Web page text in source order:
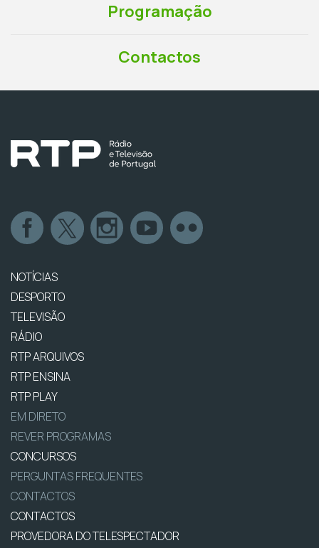
Programação
Contactos
NOTÍCIAS
DESPORTO
TELEVISÃO
RÁDIO
RTP ARQUIVOS
RTP ENSINA
RTP PLAY
EM DIRETO
REVER PROGRAMAS
CONCURSOS
PERGUNTAS FREQUENTES
CONTACTOS
CONTACTOS
PROVEDORA DO TELESPECTADOR